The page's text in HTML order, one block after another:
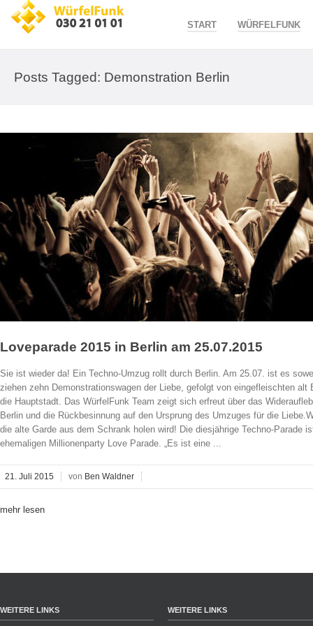
START WÜRFELFUNK
Posts Tagged: Demonstration Berlin
Loveparade 2015 in Berlin am 25.07.2015
Sie ist wieder da! Ein Techno-Umzug rollt durch Berlin. Am 25.07. ist es
ziehen zehn Demonstrationswagen der Liebe, gefolgt von eingefleischten alt
die Hauptstadt. Das WürfelFunk Team zeigt sich erfreut über das
Berlin und die Rückbesinnung auf den Ursprung des Umzuges für die
die alte Garde aus dem Schrank holen wird! Die diesjährige Techno-Parade
ehemaligen Millionenparty Love Parade. „Es ist eine ...
21. Juli 2015 von Ben Waldner
mehr lesen
WEITERE LINKS WEITERE LINKS